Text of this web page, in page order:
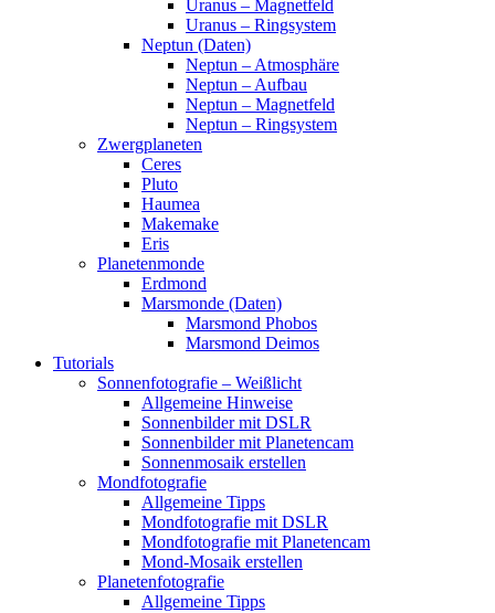
Uranus – Magnetfeld
Uranus – Ringsystem
Neptun (Daten)
Neptun – Atmosphäre
Neptun – Aufbau
Neptun – Magnetfeld
Neptun – Ringsystem
Zwergplaneten
Ceres
Pluto
Haumea
Makemake
Eris
Planetenmonde
Erdmond
Marsmonde (Daten)
Marsmond Phobos
Marsmond Deimos
Tutorials
Sonnenfotografie – Weißlicht
Allgemeine Hinweise
Sonnenbilder mit DSLR
Sonnenbilder mit Planetencam
Sonnenmosaik erstellen
Mondfotografie
Allgemeine Tipps
Mondfotografie mit DSLR
Mondfotografie mit Planetencam
Mond-Mosaik erstellen
Planetenfotografie
Allgemeine Tipps